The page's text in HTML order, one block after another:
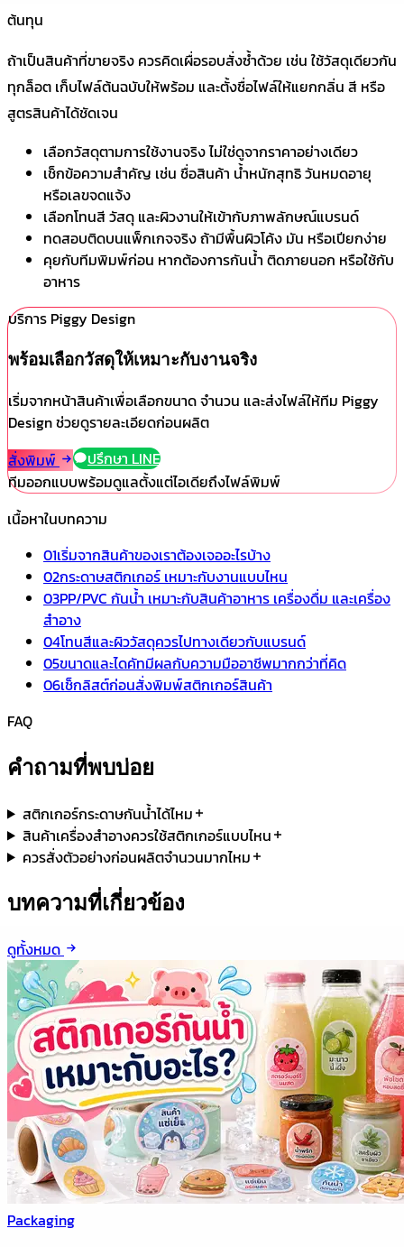
ต้นทุน
ถ้าเป็นสินค้าที่ขายจริง ควรคิดเผื่อรอบสั่งซ้ำด้วย เช่น ใช้วัสดุเดียวกัน
ทุกล็อต เก็บไฟล์ต้นฉบับให้พร้อม และตั้งชื่อไฟล์ให้แยกกลิ่น สี หรือ
สูตรสินค้าได้ชัดเจน
เลือกวัสดุตามการใช้งานจริง ไม่ใช่ดูจากราคาอย่างเดียว
เช็กข้อความสำคัญ เช่น ชื่อสินค้า น้ำหนักสุทธิ วันหมดอายุ
หรือเลขจดแจ้ง
เลือกโทนสี วัสดุ และผิวงานให้เข้ากับภาพลักษณ์แบรนด์
ทดสอบติดบนแพ็กเกจจริง ถ้ามีพื้นผิวโค้ง มัน หรือเปียกง่าย
คุยกับทีมพิมพ์ก่อน หากต้องการกันน้ำ ติดภายนอก หรือใช้กับ
อาหาร
บริการ Piggy Design
พร้อมเลือกวัสดุให้เหมาะกับงานจริง
เริ่มจากหน้าสินค้าเพื่อเลือกขนาด จำนวน และส่งไฟล์ให้ทีม Piggy
Design ช่วยดูรายละเอียดก่อนผลิต
สั่งพิมพ์
ปรึกษา LINE
ทีมออกแบบพร้อมดูแลตั้งแต่ไอเดียถึงไฟล์พิมพ์
เนื้อหาในบทความ
01เริ่มจากสินค้าของเราต้องเจออะไรบ้าง
02กระดาษสติกเกอร์ เหมาะกับงานแบบไหน
03PP/PVC กันน้ำ เหมาะกับสินค้าอาหาร เครื่องดื่ม และเครื่อง
สำอาง
04โทนสีและผิววัสดุควรไปทางเดียวกับแบรนด์
05ขนาดและไดคัทมีผลกับความมืออาชีพมากกว่าที่คิด
06เช็กลิสต์ก่อนสั่งพิมพ์สติกเกอร์สินค้า
FAQ
คำถามที่พบบ่อย
สติกเกอร์กระดาษกันน้ำได้ไหม
สินค้าเครื่องสำอางควรใช้สติกเกอร์แบบไหน
ควรสั่งตัวอย่างก่อนผลิตจำนวนมากไหม
บทความที่เกี่ยวข้อง
ดูทั้งหมด
Packaging